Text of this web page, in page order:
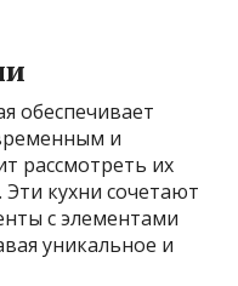
обеспечивает
и
рассмотреть их
кухни сочетают
с элементами
уникальное и